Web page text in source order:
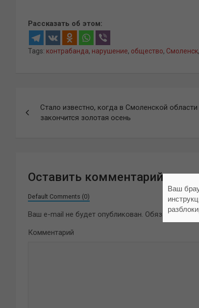
Рассказать об этом:
Tags: контрабанда, нарушение, общество, Смоленск,
по
Стало известно, когда в Смоленской области
закончится золотая осень
Оставить комментарий
Default Comments (0)
Ваш e-mail не будет опубликован. Обязательные
Комментарий
Ваш